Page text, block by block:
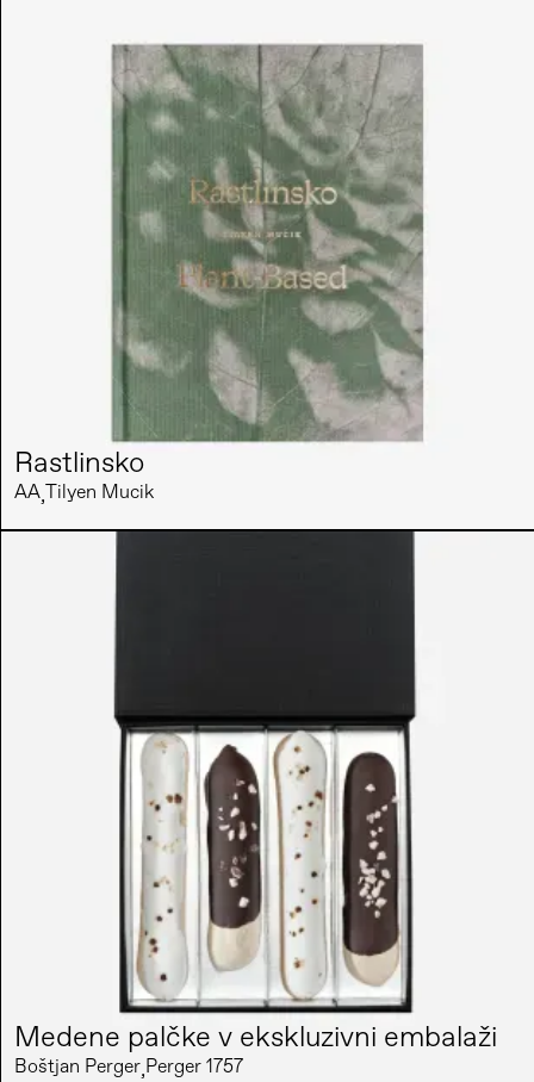
Rastlinsko
AA Tilyen Mucik
Medene palčke v ekskluzivni embalaži
Boštjan Perger Perger 1757